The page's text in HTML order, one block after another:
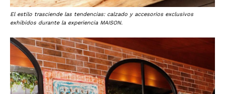
El estilo trasciende las tendencias: calzado y accesorios exclusivos
exhibidos durante la experiencia MAISON.